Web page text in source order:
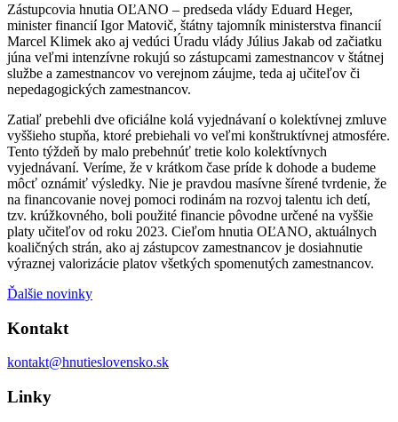
Zástupcovia hnutia OĽANO – predseda vlády Eduard Heger,
minister financií Igor Matovič, štátny tajomník ministerstva financií
Marcel Klimek ako aj vedúci Úradu vlády Július Jakab od začiatku
júna veľmi intenzívne rokujú so zástupcami zamestnancov v štátnej
službe a zamestnancov vo verejnom záujme, teda aj učiteľov či
nepedagogických zamestnancov.
Zatiaľ prebehli dve oficiálne kolá vyjednávaní o kolektívnej zmluve
vyššieho stupňa, ktoré prebiehali vo veľmi konštruktívnej atmosfére.
Tento týždeň by malo prebehnúť tretie kolo kolektívnych
vyjednávaní. Veríme, že v krátkom čase príde k dohode a budeme
môcť oznámiť výsledky. Nie je pravdou masívne šírené tvrdenie, že
na financovanie novej pomoci rodinám na rozvoj talentu ich detí,
tzv. krúžkovného, boli použité financie pôvodne určené na vyššie
platy učiteľov od roku 2023. Cieľom hnutia OĽANO, aktuálnych
koaličných strán, ako aj zástupcov zamestnancov je dosiahnutie
výraznej valorizácie platov všetkých spomenutých zamestnancov.
Ďalšie novinky
Kontakt
kontakt@hnutieslovensko.sk
Linky